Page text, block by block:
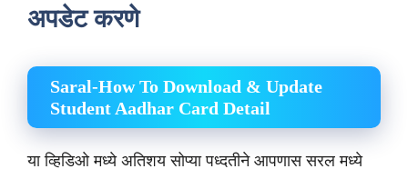
अपडेट करणे
Saral-How To Download & Update
Student Aadhar Card Detail
या व्हिडिओ मध्ये अतिशय सोप्या पध्दतीने आपणास सरल मध्ये